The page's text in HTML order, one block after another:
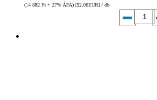
(14 882 Ft + 27% ÁFA) [52.06EUR] / db